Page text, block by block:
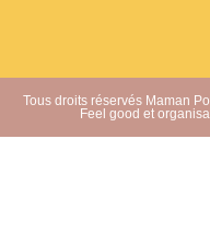
Tous droits réservés Maman
Feel good et